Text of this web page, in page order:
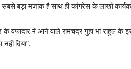
सबसे बड़ा मजाक है साथ ही कांग्रेस के लाखों
के वफादार में आने वाले रामचंद्र गुहा भी राहुल के
दिया”.